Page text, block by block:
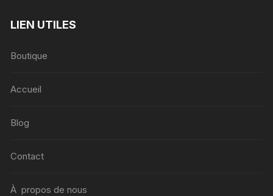
LIEN UTILES
Boutique
Accueil
Blog
Contact
À propos de nous